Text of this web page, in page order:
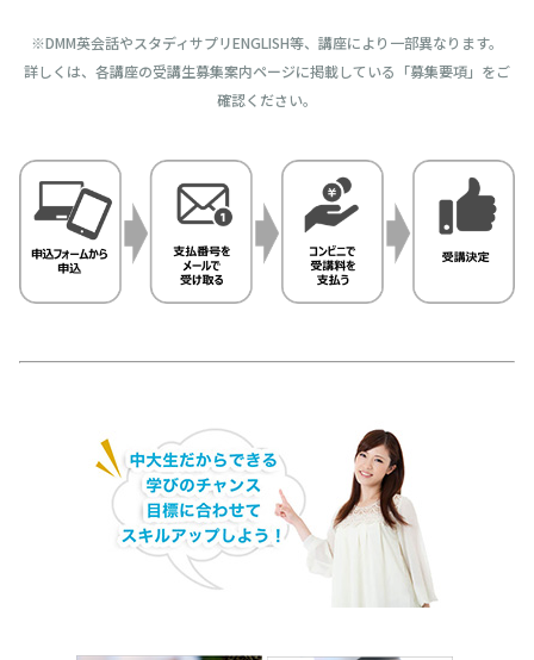
※DMM英会話やスタディサプリENGLISH等、講座により一部異なります。
詳しくは、各講座の受講生募集案内ページに掲載している「募集要項」をご
確認ください。